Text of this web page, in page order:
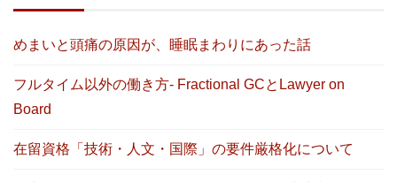
めまいと頭痛の原因が、睡眠まわりにあった話
フルタイム以外の働き方- Fractional GCとLawyer on
Board
在留資格「技術・人文・国際」の要件厳格化について